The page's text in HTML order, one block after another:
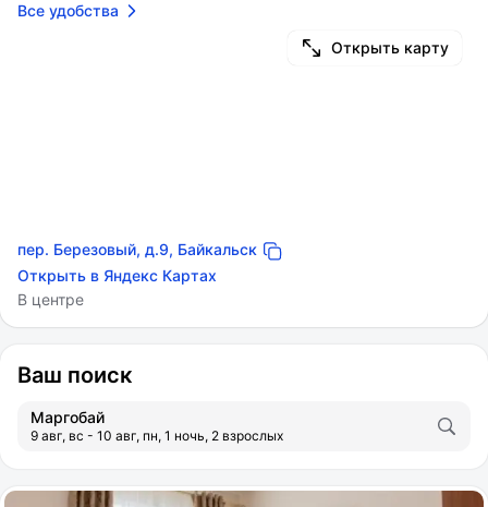
Открыть карту
пер. Березовый, д.9, Байкальск
Открыть в Яндекс Картах
В центре
Все удобства
Ваш поиск
Маргобай
9 авг, вс - 10 авг, пн, 1 ночь, 2 взрослых